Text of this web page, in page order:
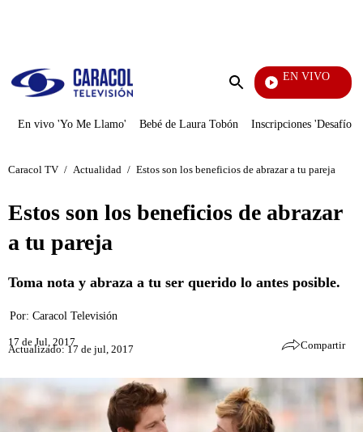
Enviar
EN VIVO
Pura Diversión
En vivo 'Yo Me Llamo' Bebé de Laura Tobón Inscripciones 'Desafío'
Caracol TV / Actualidad / Estos son los beneficios de abrazar a tu pareja
Estos son los beneficios de abrazar
a tu pareja
Toma nota y abraza a tu ser querido lo antes posible.
Por: Caracol Televisión
17 de Jul, 2017
Actualizado: 17 de jul, 2017 Compartir